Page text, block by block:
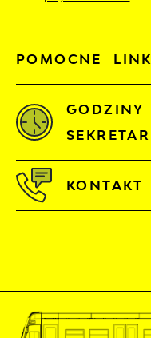
POMOCNE
GODZINY
KONTAKT